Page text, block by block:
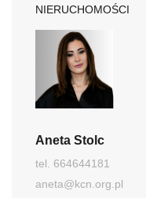
NIERUCHOMOŚCI
Aneta Stolc
tel. 664644181
aneta@kcn.org.pl